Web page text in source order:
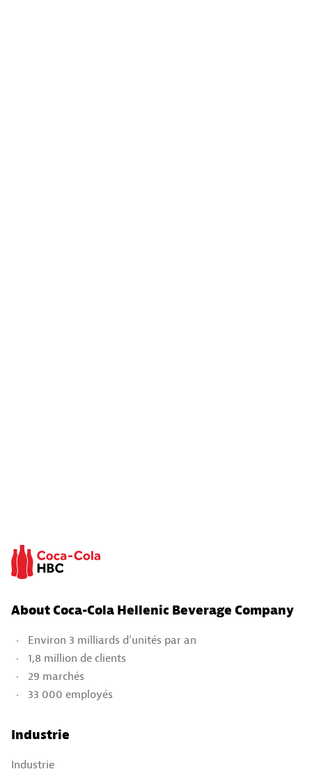
About Coca-Cola Hellenic Beverage Company
Environ 3 milliards d’unités par an
1,8 million de clients
29 marchés
33 000 employés
Industrie
Industrie